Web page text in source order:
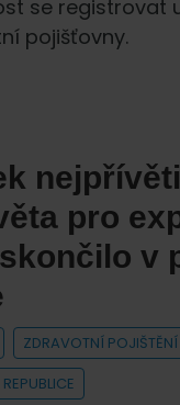
se registrovat
pojišťovny.
pro
v
ZDRAVOTNÍ